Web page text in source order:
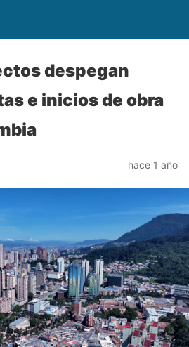
despegan
e inicios de obra
hace 1 año